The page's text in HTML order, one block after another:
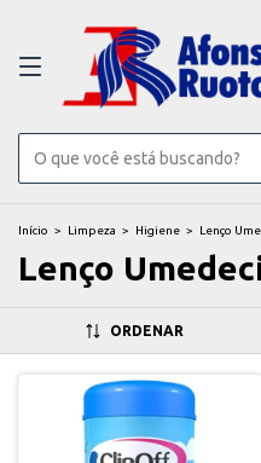
Início > Limpeza > Higiene > Lenço
Lenço
ORDENAR